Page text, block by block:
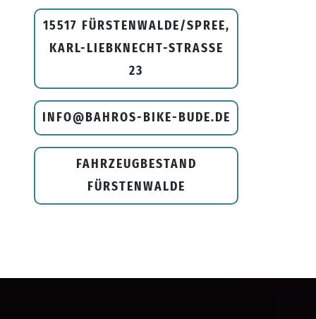
15517 FÜRSTENWALDE/SPREE,
KARL-LIEBKNECHT-STRASSE 2
3
INFO@BAHROS-BIKE-BUDE.DE
FAHRZEUGBESTAND
FÜRSTENWALDE